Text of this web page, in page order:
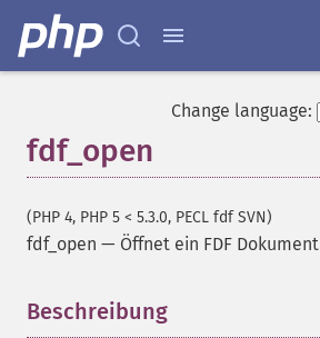
Change language:
fdf_open
(PHP 4, PHP 5 < 5.3.0, PECL fdf SVN)
fdf_open — Öffnet ein FDF Dokument
Beschreibung